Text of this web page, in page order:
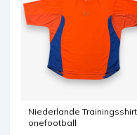
Niederlande Trainingsshirt
onefootball